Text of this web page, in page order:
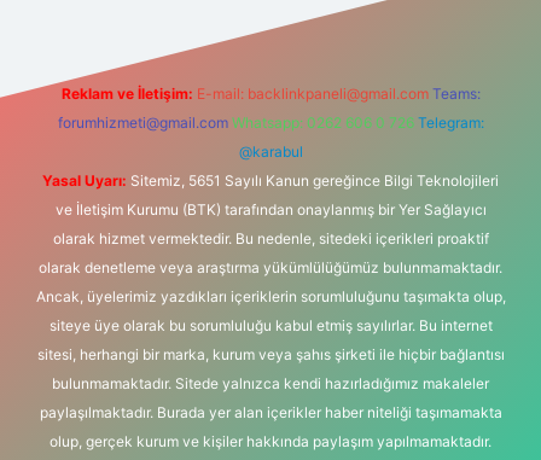
Reklam ve İletişim: E-mail: backlinkpaneli@gmail.com Teams:
forumhizmeti@gmail.com Whatsapp: 0262 606 0 726 Telegram:
@karabul
Yasal Uyarı: Sitemiz, 5651 Sayılı Kanun gereğince Bilgi Teknolojileri
ve İletişim Kurumu (BTK) tarafından onaylanmış bir Yer Sağlayıcı
olarak hizmet vermektedir. Bu nedenle, sitedeki içerikleri proaktif
olarak denetleme veya araştırma yükümlülüğümüz bulunmamaktadır.
Ancak, üyelerimiz yazdıkları içeriklerin sorumluluğunu taşımakta olup,
siteye üye olarak bu sorumluluğu kabul etmiş sayılırlar. Bu internet
sitesi, herhangi bir marka, kurum veya şahıs şirketi ile hiçbir bağlantısı
bulunmamaktadır. Sitede yalnızca kendi hazırladığımız makaleler
paylaşılmaktadır. Burada yer alan içerikler haber niteliği taşımamakta
olup, gerçek kurum ve kişiler hakkında paylaşım yapılmamaktadır.